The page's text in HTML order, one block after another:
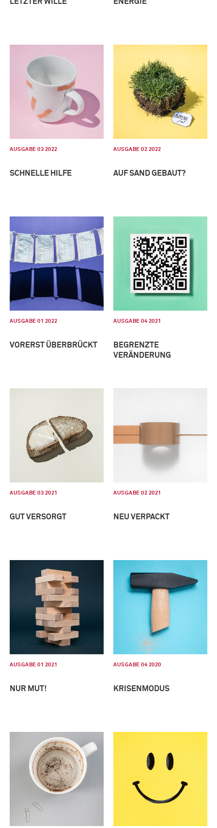
AUSGABE 03 2022
SCHNELLE HILFE
AUSGABE 02 2022
AUF SAND GEBAUT?
AUSGABE 01 2022
VORERST ÜBERBRÜCKT
AUSGABE 04 2021
BEGRENZTE
VERÄNDERUNG
AUSGABE 03 2021
GUT VERSORGT
AUSGABE 02 2021
NEU VERPACKT
AUSGABE 01 2021
NUR MUT!
AUSGABE 04 2020
KRISENMODUS